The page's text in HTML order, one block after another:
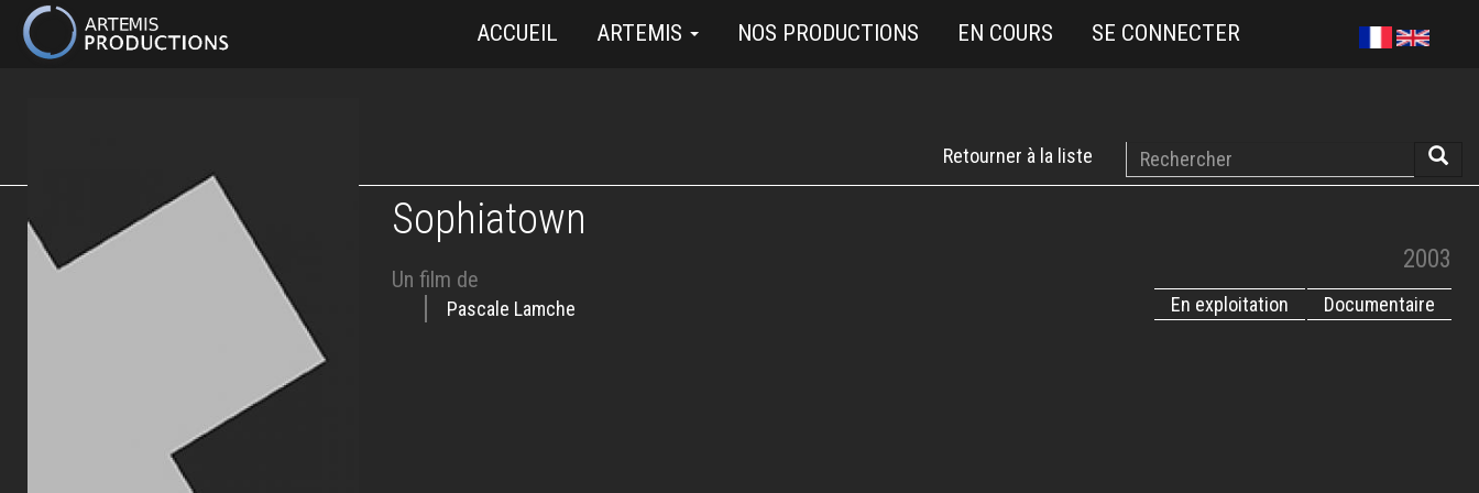
MAIN
NAVIGATION
ACCUEIL ARTEMIS NOS PRODUCTIONS EN COURS SE CONNECTER
Retourner à la liste
Rechercher
Sophiatown
Un film de
Pascale Lamche
2003
Documentaire
En exploitation